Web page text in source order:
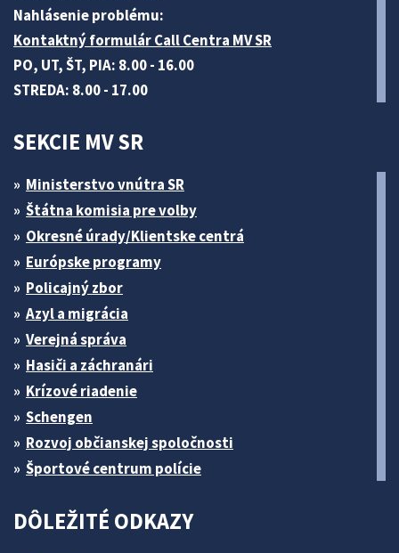
Nahlásenie problému:
Kontaktný formulár Call Centra MV SR
PO, UT, ŠT, PIA: 8.00 - 16.00
STREDA: 8.00 - 17.00
SEKCIE MV SR
Ministerstvo vnútra SR
Štátna komisia pre volby
Okresné úrady/Klientske centrá
Európske programy
Policajný zbor
Azyl a migrácia
Verejná správa
Hasiči a záchranári
Krízové riadenie
Schengen
Rozvoj občianskej spoločnosti
Športové centrum polície
DÔLEŽITÉ ODKAZY